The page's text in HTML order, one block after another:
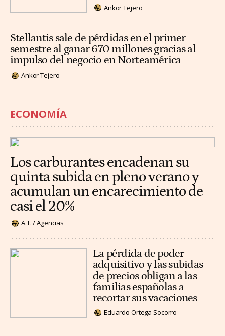
Ankor Tejero
Stellantis sale de pérdidas en el primer
semestre al ganar 670 millones gracias al
impulso del negocio en Norteamérica
Ankor Tejero
ECONOMÍA
Los carburantes encadenan su
quinta subida en pleno verano y
acumulan un encarecimiento de
casi el 20%
A.T. / Agencias
La pérdida de poder
adquisitivo y las subidas
de precios obligan a las
familias españolas a
recortar sus vacaciones
Eduardo Ortega Socorro